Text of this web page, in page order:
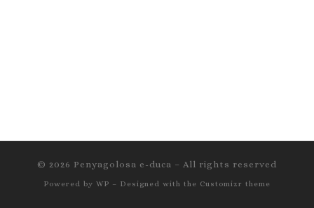
© 2026 Penyagolosa e-duca – All rights reserved
Powered by WP – Designed with the Customizr theme